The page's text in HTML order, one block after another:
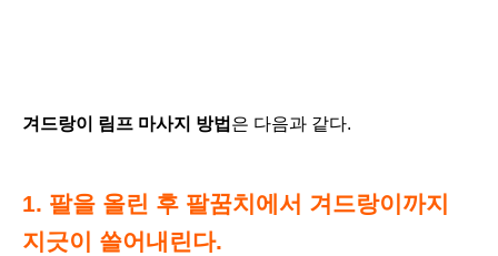
겨드랑이 림프 마사지 방법 은 다음과 같다.
1. 팔을 올린 후 팔꿈치에서 겨드랑이까지
지긋이 쓸어내린다.